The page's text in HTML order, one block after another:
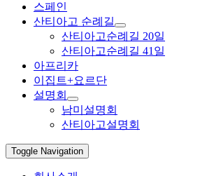
스페인
산티아고 순례길
산티아고순례길 20일
산티아고순례길 41일
아프리카
이집트+요르단
설명회
남미설명회
산티아고설명회
Toggle Navigation